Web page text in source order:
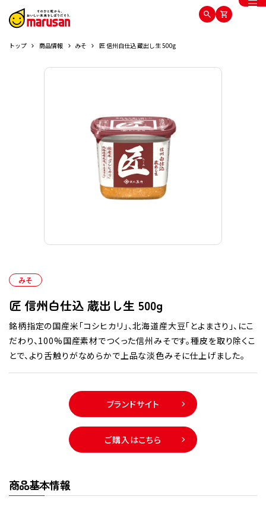
トップ 商品情報 みそ 匠 信州白仕込 蔵出し生 500g
みそ
匠 信州白仕込 蔵出し生 500g
銘柄指定の国産米「コシヒカリ」、北海道産大豆「とよまさり」、にこ
だわり、100%国産素材でつくった信州みそです。種皮を取り除くこ
とで、より舌触りがなめらかで上品な淡色みそに仕上げました。
ブランドサイト
ご購入はこちら
商品基本情報